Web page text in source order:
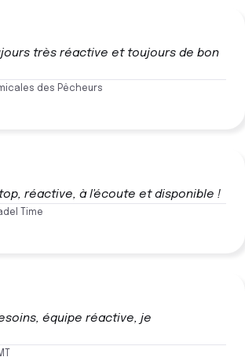
très réactive et toujours de bon
des Pêcheurs
réactive, à l'écoute et disponible !
Time
équipe réactive, je